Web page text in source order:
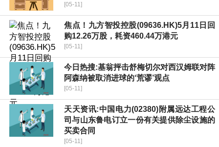
[05-11]
焦点！九方智投控股(09636.HK)5月11日回
购12.26万股，耗资460.44万港元
[05-11]
今日热搜:基翁抨击舒梅切尔对西汉姆联对阵
阿森纳被取消进球的‘荒谬’观点
[05-11]
天天资讯:中国电力(02380)附属远达工程公
司与山东鲁电订立一份有关提供除尘设施的
买卖合同
[05-11]